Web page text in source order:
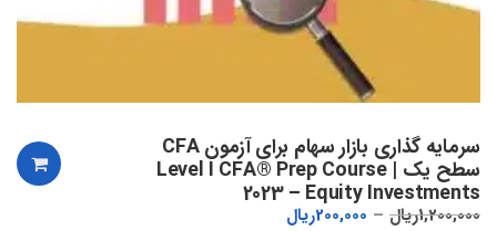
سرمایه گذاری بازار سهام برای آزمون CFA
سطح یک | Level I CFA® Prep Course
2023 – Equity Investments
1,200,000ریال 200,000ریال